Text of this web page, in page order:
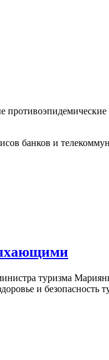
банков и
туризма
и безопасность